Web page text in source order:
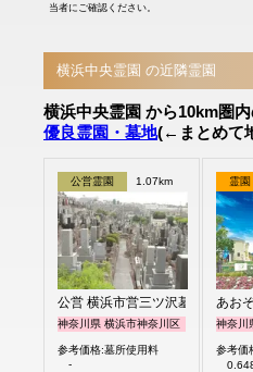
当者にご確認ください。
横浜中央霊園 の近隣霊園
横浜中央霊園 から10km圏
優良霊園・墓地(←まとめて
公営霊園 1.07km
公営 横浜市営三ツ沢墓地
神奈川県 横浜市神奈川区
参考価格:墓所使用料
-
霊園
あお
神奈川
参考価